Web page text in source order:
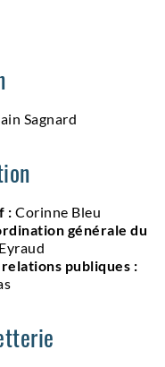
Sagnard
: Corinne Bleu
générale du
publiques :